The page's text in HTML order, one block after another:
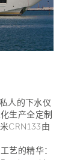
人的下水仪
生产全定制
CRN133由
艺的精华：